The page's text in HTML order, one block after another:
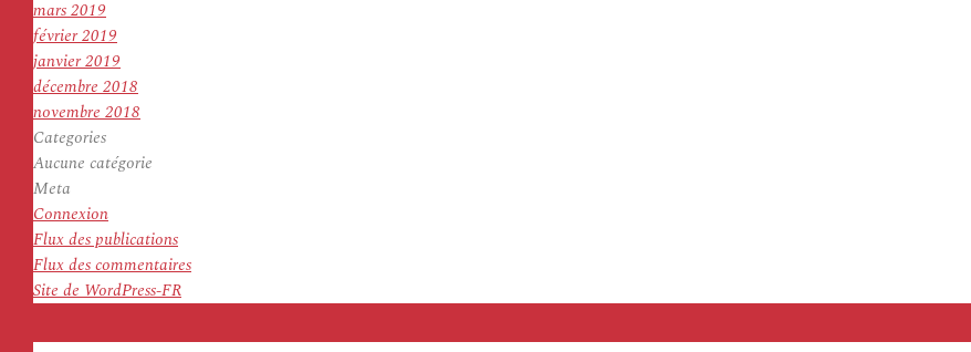
mars 2019
février 2019
janvier 2019
décembre 2018
novembre 2018
Categories
Aucune catégorie
Meta
Connexion
Flux des publications
Flux des commentaires
Site de WordPress-FR